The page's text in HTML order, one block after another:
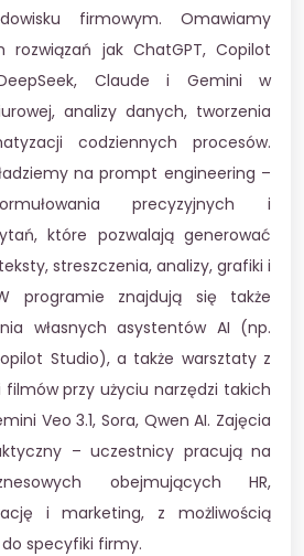
firmowym. Omawiamy
rozwiązań jak ChatGPT, Copilot
Claude i Gemini w
analizy danych, tworzenia
codziennych procesów.
na prompt engineering –
precyzyjnych i
które pozwalają generować
streszczenia, analizy, grafiki i
programie znajdują się także
własnych asystentów AI (np.
Studio), a także warsztaty z
przy użyciu narzędzi takich
Veo 3.1, Sora, Qwen AI. Zajęcia
– uczestnicy pracują na
obejmujących HR,
i marketing, z możliwością
specyfiki firmy.